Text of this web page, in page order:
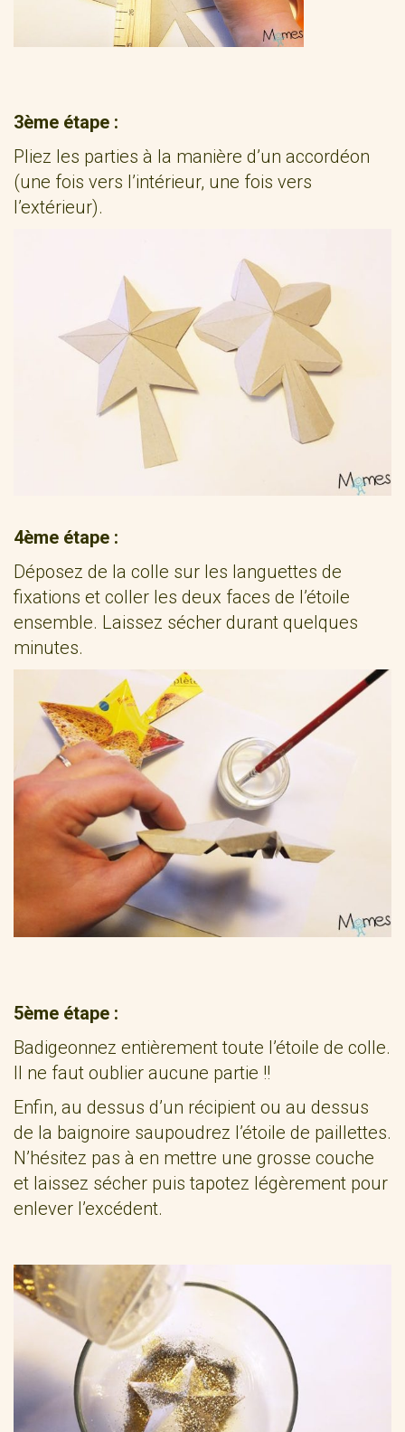
3ème étape :
Pliez les parties à la manière d’un accordéon
(une fois vers l’intérieur, une fois vers
l’extérieur).
4ème étape :
Déposez de la colle sur les languettes de
fixations et coller les deux faces de l’étoile
ensemble. Laissez sécher durant quelques
minutes.
5ème étape :
Badigeonnez entièrement toute l’étoile de colle.
Il ne faut oublier aucune partie !!
Enfin, au dessus d’un récipient ou au dessus
de la baignoire saupoudrez l’étoile de paillettes.
N’hésitez pas à en mettre une grosse couche
et laissez sécher puis tapotez légèrement pour
enlever l’excédent.